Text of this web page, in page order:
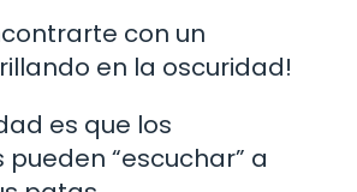
con un
en la oscuridad!
es que los
“escuchar” a